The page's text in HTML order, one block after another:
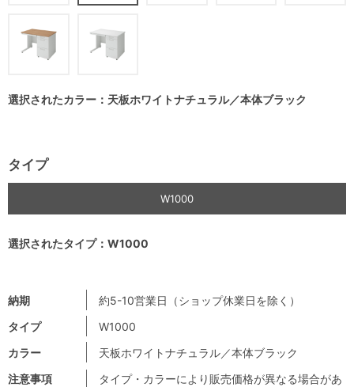
注意事項
タイプ・カラーにより販売価格が異なる場合があ
納期
約5-10営業日（ショップ休業日を除く）
タイプ
W1000
カラー
天板ホワイトナチュラル／本体ブラック
選択されたカラー：天板ホワイトナチュラル／本体ブラック
タイプ
W1000
選択されたタイプ：W1000